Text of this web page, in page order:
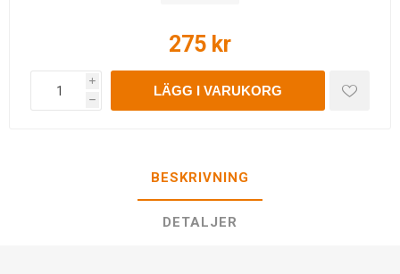
275 kr
i
h
LÄGG I VARUKORG
BESKRIVNING
DETALJER